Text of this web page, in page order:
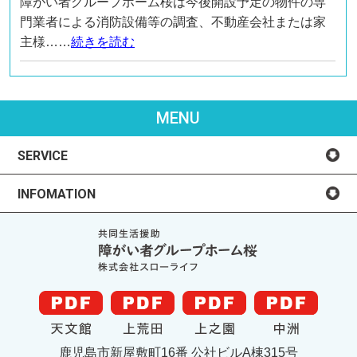
門業者による消防設備等の調査、不動産会社または家
主様……続きを読む
MENU
SERVICE
INFOMATION
鹿児島市新屋敷町16番 公社ビルA棟315号